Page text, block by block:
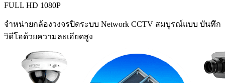
FULL HD 1080P
จำหน่ายกล้องวงจรปิดระบบ Network CCTV สมบูรณ์แบบ บันทึก
วิดีโอด้วยความละเอียดสูง